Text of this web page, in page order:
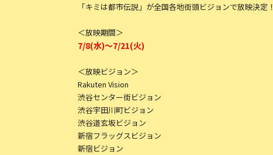
「キミは都市伝説」が全国各地街頭ビジョンで放映決定！
＜放映期間＞
7/8(水)～7/21(火)
＜放映ビジョン＞
Rakuten Vision
渋谷センター街ビジョン
渋谷宇田川町ビジョン
渋谷道玄坂ビジョン
新宿フラッグスビジョン
新宿ビジョン